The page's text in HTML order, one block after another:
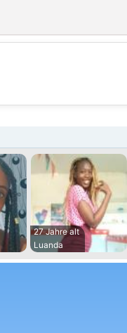
💕
27 Jahre alt
Luanda